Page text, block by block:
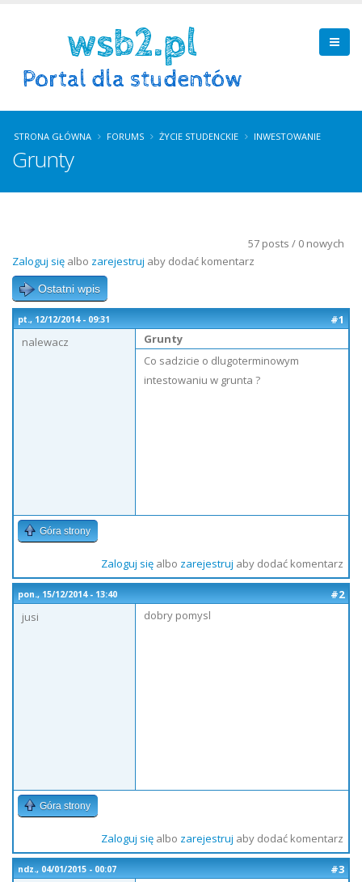
STRONA GŁÓWNA FORUMS ŻYCIE STUDENCKIE INWESTOWANIE
Grunty
57 posts / 0 nowych
Zaloguj się albo zarejestruj aby dodać komentarz
Ostatni wpis
pt., 12/12/2014 - 09:31
#1
nalewacz
Grunty
Co sadzicie o dlugoterminowym
intestowaniu w grunta ?
Góra strony
Zaloguj sięalbo zarejestruj aby dodać komentarz
pon., 15/12/2014 - 13:40
#2
jusi
dobry pomysl
Góra strony
Zaloguj sięalbo zarejestruj aby dodać komentarz
ndz., 04/01/2015 - 00:07
#3